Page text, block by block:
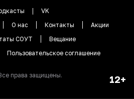
VK
О нас Контакты
Акции
СОУТ
Вещание
Пользовательское соглашение
права защищены. 12+